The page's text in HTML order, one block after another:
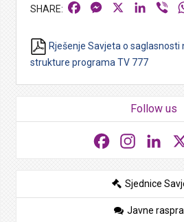
FacebookMessenger
Rješenje Savjeta o saglasnosti
strukture programa TV 777
Follow us
Facebook
Sjednice
Javne